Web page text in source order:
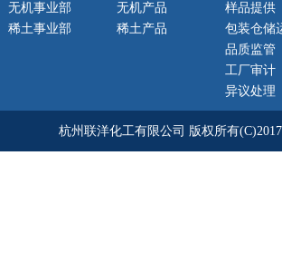
无机事业部
稀土事业部
无机产品
稀土产品
样品提供
包装仓储
品质监管
工厂审计
异议处理
杭州联洋化工有限公司 版权所有(C)2017